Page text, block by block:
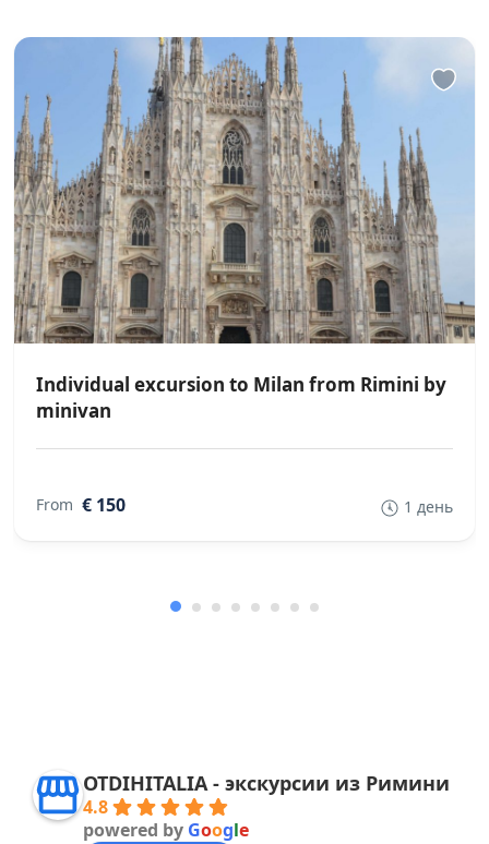
Individual excursion to Milan from Rimini by
minivan
From € 150 1 день
OTDIHITALIA - экскурсии из Римини
4.8
powered by Google